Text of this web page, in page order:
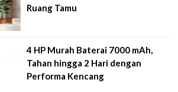
Ruang Tamu
4 HP Murah Baterai 7000 mAh,
Tahan hingga 2 Hari dengan
Performa Kencang